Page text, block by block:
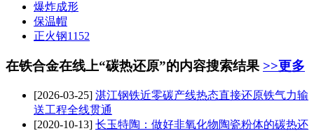
爆炸成形
保温帽
正火钢1152
在铁合金在线上“碳热还原”的内容搜索结果 >>更多
[2026-03-25] 湛江钢铁近零碳产线热态直接还原铁气力输
送工程全线贯通
[2020-10-13] 长玉特陶：做好非氧化物陶瓷粉体的碳热还